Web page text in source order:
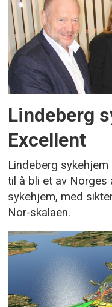
Lindeberg
Excellent
Lindeberg
til å bli et av Norges
sykehjem, med
Nor-skalaen.